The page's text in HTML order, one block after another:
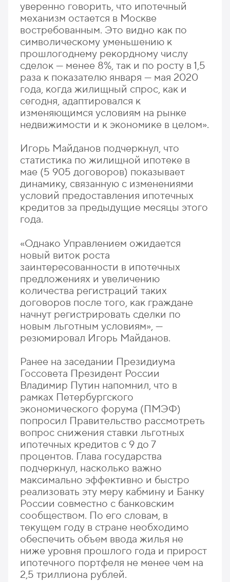
уверенно говорить, что ипотечный
механизм остается в Москве
востребованным. Это видно как по
символическому уменьшению к
прошлогоднему рекордному числу
сделок — менее 8%, так и по росту в 1,5
раза к показателю января — мая 2020
года, когда жилищный спрос, как и
сегодня, адаптировался к
изменяющимся условиям на рынке
недвижимости и к экономике в целом».
Игорь Майданов подчеркнул, что
статистика по жилищной ипотеке в
мае (5 905 договоров) показывает
динамику, связанную с изменениями
условий предоставления ипотечных
кредитов за предыдущие месяцы этого
года.
«Однако Управлением ожидается
новый виток роста
заинтересованности в ипотечных
предложениях и увеличению
количества регистраций таких
договоров после того, как граждане
начнут регистрировать сделки по
новым льготным условиям», —
резюмировал Игорь Майданов.
Ранее на заседании Президиума
Госсовета Президент России
Владимир Путин напомнил, что в
рамках Петербургского
экономического форума (ПМЭФ)
попросил Правительство рассмотреть
вопрос снижения ставки льготных
ипотечных кредитов с 9 до 7
процентов. Глава государства
подчеркнул, насколько важно
максимально эффективно и быстро
реализовать эту меру кабмину и Банку
России совместно с банковским
сообществом. По его словам, в
текущем году в стране необходимо
обеспечить объем ввода жилья не
ниже уровня прошлого года и прирост
ипотечного портфеля не менее чем на
2,5 триллиона рублей.